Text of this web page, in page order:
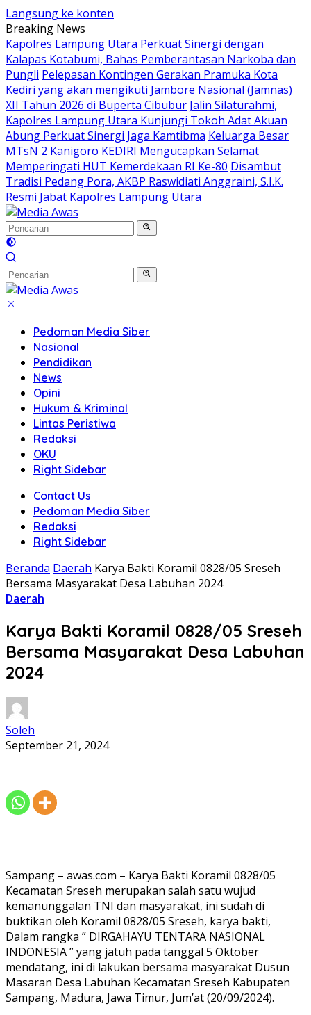
Langsung ke konten
Breaking News
Kapolres Lampung Utara Perkuat Sinergi dengan
Kalapas Kotabumi, Bahas Pemberantasan Narkoba dan
Pungli Pelepasan Kontingen Gerakan Pramuka Kota
Kediri yang akan mengikuti Jambore Nasional (Jamnas)
XII Tahun 2026 di Buperta Cibubur Jalin Silaturahmi,
Kapolres Lampung Utara Kunjungi Tokoh Adat Akuan
Abung Perkuat Sinergi Jaga Kamtibma Keluarga Besar
MTsN 2 Kanigoro KEDIRI Mengucapkan Selamat
Memperingati HUT Kemerdekaan RI Ke-80 Disambut
Tradisi Pedang Pora, AKBP Raswidiati Anggraini, S.I.K.
Resmi Jabat Kapolres Lampung Utara
Pedoman Media Siber
Nasional
Pendidikan
News
Opini
Hukum & Kriminal
Lintas Peristiwa
Redaksi
OKU
Right Sidebar
Contact Us
Pedoman Media Siber
Redaksi
Right Sidebar
Beranda Daerah Karya Bakti Koramil 0828/05 Sreseh
Bersama Masyarakat Desa Labuhan 2024
Daerah
Karya Bakti Koramil 0828/05 Sreseh
Bersama Masyarakat Desa Labuhan
2024
Soleh
September 21, 2024
Sampang – awas.com – Karya Bakti Koramil 0828/05
Kecamatan Sreseh merupakan salah satu wujud
kemanunggalan TNI dan masyarakat, ini sudah di
buktikan oleh Koramil 0828/05 Sreseh, karya bakti,
Dalam rangka ” DIRGAHAYU TENTARA NASIONAL
INDONESIA ” yang jatuh pada tanggal 5 Oktober
mendatang, ini di lakukan bersama masyarakat Dusun
Masaran Desa Labuhan Kecamatan Sreseh Kabupaten
Sampang, Madura, Jawa Timur, Jum’at (20/09/2024).